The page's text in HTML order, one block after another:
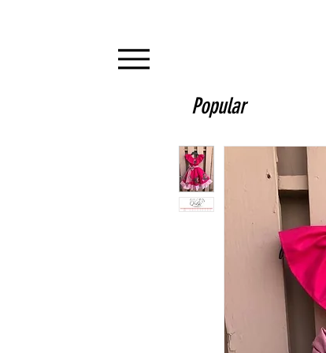
Popular